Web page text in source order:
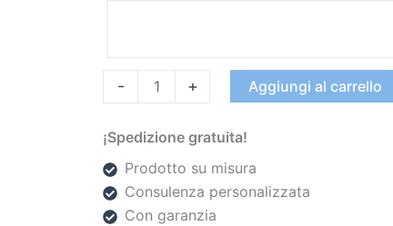
- + Aggiungi al carrello
¡Spedizione gratuita!
Prodotto su misura
Consulenza personalizzata
Con garanzia